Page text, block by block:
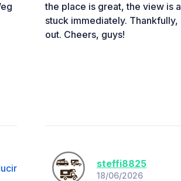
the place is great, the view is
stuck immediately.
out. Cheers, guys!
steffi8825
18/06/2026